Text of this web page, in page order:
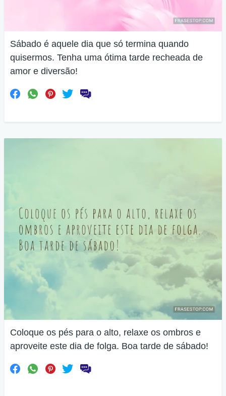
Sábado é aquele dia que só termina quando
quisermos. Tenha uma ótima tarde recheada de
amor e diversão!
Coloque os pés para o alto, relaxe os ombros e
aproveite este dia de folga. Boa tarde de sábado!